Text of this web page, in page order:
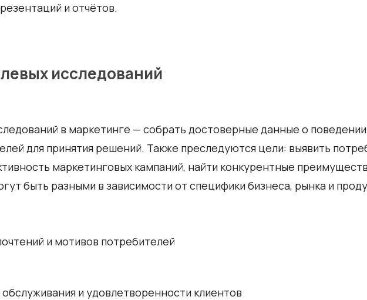
и отчётов.
исследований
в маркетинге — собрать достоверные данные о
для принятия решений. Также преследуются цели: выявить
маркетинговых кампаний, найти конкурентные
быть разными в зависимости от специфики бизнеса, рынка и
и мотивов потребителей
и удовлетворенности клиентов